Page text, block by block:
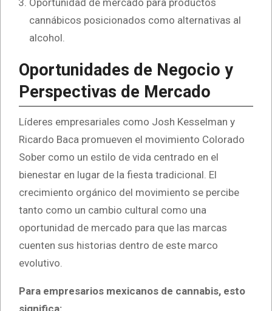
Oportunidad de mercado para productos
cannábicos posicionados como alternativas al
alcohol.
Oportunidades de Negocio y
Perspectivas de Mercado
Líderes empresariales como Josh Kesselman y
Ricardo Baca promueven el movimiento Colorado
Sober como un estilo de vida centrado en el
bienestar en lugar de la fiesta tradicional. El
crecimiento orgánico del movimiento se percibe
tanto como un cambio cultural como una
oportunidad de mercado para que las marcas
cuenten sus historias dentro de este marco
evolutivo.
Para empresarios mexicanos de cannabis, esto